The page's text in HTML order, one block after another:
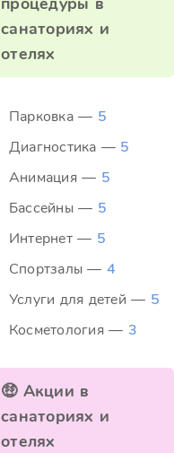
санаториях и
отелях
Парковка — 5
Диагностика — 5
Анимация — 5
Бассейны — 5
Интернет — 5
Спортзалы — 4
Услуги для детей — 5
Косметология — 3
🤑 Акции в
санаториях и
отелях